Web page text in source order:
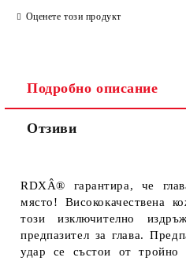
Оценете този продукт
Подробно описание
Отзиви
RDXÂ® гарантира, че
място! Висококачествена
този изключително
предпазител за глава.
удар се състои от тройно